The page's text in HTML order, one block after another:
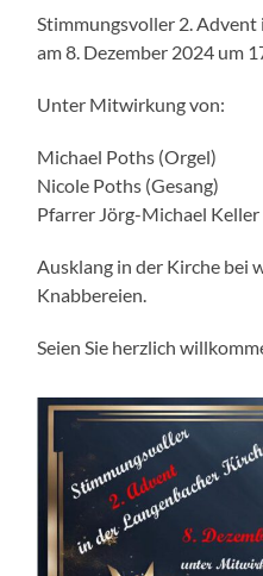
Stimmungsvoller 2.
am 8. Dezember 2024 um
Unter Mitwirkung von:
Michael Poths (Orgel)
Nicole Poths (Gesang)
Pfarrer Jörg-Michael Keller
Ausklang in der Kirche bei
Knabbereien.
Seien Sie herzlich